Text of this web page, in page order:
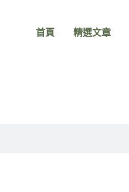
首頁 精選文章